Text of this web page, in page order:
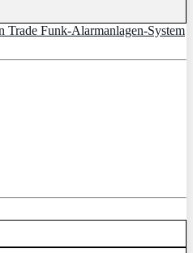
Trade Funk-Alarmanlagen-System